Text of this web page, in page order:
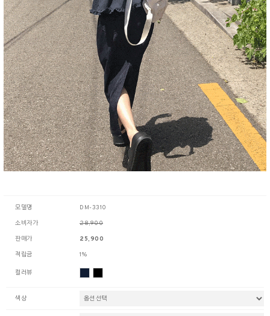
모델명
DM-3310
소비자가
28,900
판매가
25,900
적립금
1%
컬러뷰
색상